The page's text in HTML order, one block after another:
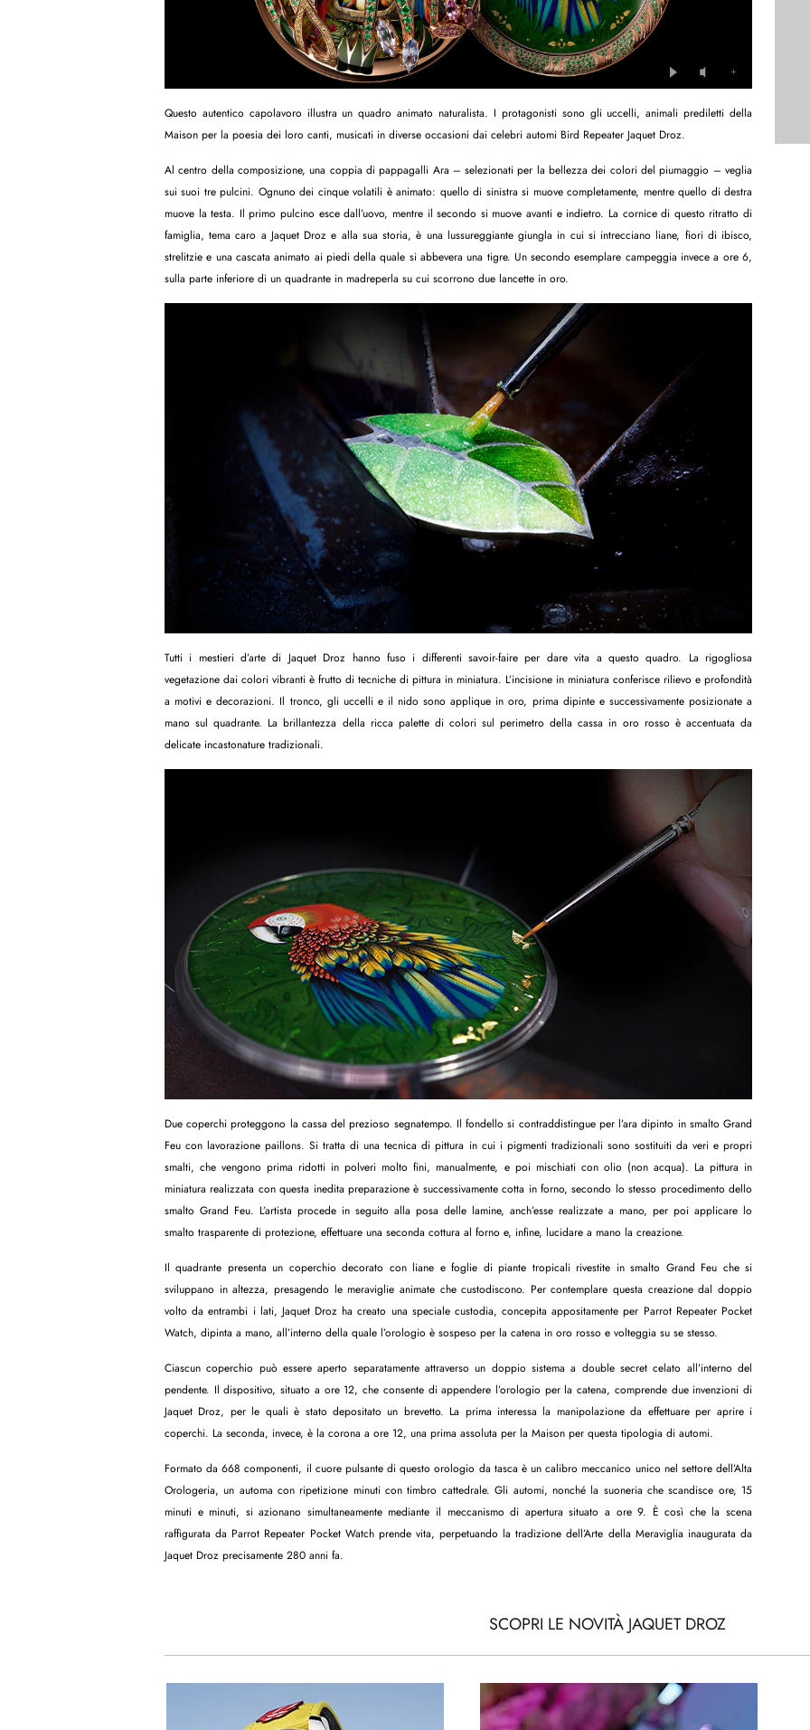
Questo autentico capolavoro illustra un quadro animato naturalista. I protagonisti sono gli uccelli, animali prediletti della
Maison per la poesia dei loro canti, musicati in diverse occasioni dai celebri automi Bird Repeater Jaquet Droz.
Al centro della composizione, una coppia di pappagalli Ara – selezionati per la bellezza dei colori del piumaggio – veglia
sui suoi tre pulcini. Ognuno dei cinque volatili è animato: quello di sinistra si muove completamente, mentre quello di destra
muove la testa. Il primo pulcino esce dall’uovo, mentre il secondo si muove avanti e indietro. La cornice di questo ritratto di
famiglia, tema caro a Jaquet Droz e alla sua storia, è una lussureggiante giungla in cui si intrecciano liane, fiori di ibisco,
strelitzie e una cascata animato ai piedi della quale si abbevera una tigre. Un secondo esemplare campeggia invece a ore 6,
sulla parte inferiore di un quadrante in madreperla su cui scorrono due lancette in oro.
Tutti i mestieri d’arte di Jaquet Droz hanno fuso i differenti savoir-faire per dare vita a questo quadro. La rigogliosa
vegetazione dai colori vibranti è frutto di tecniche di pittura in miniatura. L’incisione in miniatura conferisce rilievo e profondità
a motivi e decorazioni. Il tronco, gli uccelli e il nido sono applique in oro, prima dipinte e successivamente posizionate a
mano sul quadrante. La brillantezza della ricca palette di colori sul perimetro della cassa in oro rosso è accentuata da
delicate incastonature tradizionali.
Due coperchi proteggono la cassa del prezioso segnatempo. Il fondello si contraddistingue per l’ara dipinto in smalto Grand
Feu con lavorazione paillons. Si tratta di una tecnica di pittura in cui i pigmenti tradizionali sono sostituiti da veri e propri
smalti, che vengono prima ridotti in polveri molto fini, manualmente, e poi mischiati con olio (non acqua). La pittura in
miniatura realizzata con questa inedita preparazione è successivamente cotta in forno, secondo lo stesso procedimento dello
smalto Grand Feu. L’artista procede in seguito alla posa delle lamine, anch’esse realizzate a mano, per poi applicare lo
smalto trasparente di protezione, effettuare una seconda cottura al forno e, infine, lucidare a mano la creazione.
Il quadrante presenta un coperchio decorato con liane e foglie di piante tropicali rivestite in smalto Grand Feu che si
sviluppano in altezza, presagendo le meraviglie animate che custodiscono. Per contemplare questa creazione dal doppio
volto da entrambi i lati, Jaquet Droz ha creato una speciale custodia, concepita appositamente per Parrot Repeater Pocket
Watch, dipinta a mano, all’interno della quale l’orologio è sospeso per la catena in oro rosso e volteggia su se stesso.
Ciascun coperchio può essere aperto separatamente attraverso un doppio sistema a double secret celato all’interno del
pendente. Il dispositivo, situato a ore 12, che consente di appendere l’orologio per la catena, comprende due invenzioni di
Jaquet Droz, per le quali è stato depositato un brevetto. La prima interessa la manipolazione da effettuare per aprire i
coperchi. La seconda, invece, è la corona a ore 12, una prima assoluta per la Maison per questa tipologia di automi.
Formato da 668 componenti, il cuore pulsante di questo orologio da tasca è un calibro meccanico unico nel settore dell’Alta
Orologeria, un automa con ripetizione minuti con timbro cattedrale. Gli automi, nonché la suoneria che scandisce ore, 15
minuti e minuti, si azionano simultaneamente mediante il meccanismo di apertura situato a ore 9. È così che la scena
raffigurata da Parrot Repeater Pocket Watch prende vita, perpetuando la tradizione dell’Arte della Meraviglia inaugurata da
Jaquet Droz precisamente 280 anni fa.
SCOPRI LE NOVITÀ JAQUET DROZ